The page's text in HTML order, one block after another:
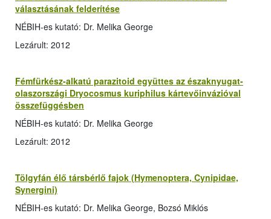
választásának felderítése
NÉBIH-es kutató: Dr. Melika George
Lezárult: 2012
Fémfürkész-alkatú parazitoid együttes az északnyugat-
olaszországi Dryocosmus kuriphilus kártevőinvázióval
összefüggésben
NÉBIH-es kutató: Dr. Melika George
Lezárult: 2012
Tölgyfán élő társbérlő fajok (Hymenoptera, Cynipidae,
Synergini)
NÉBIH-es kutató: Dr. Melika George, Bozsó Miklós